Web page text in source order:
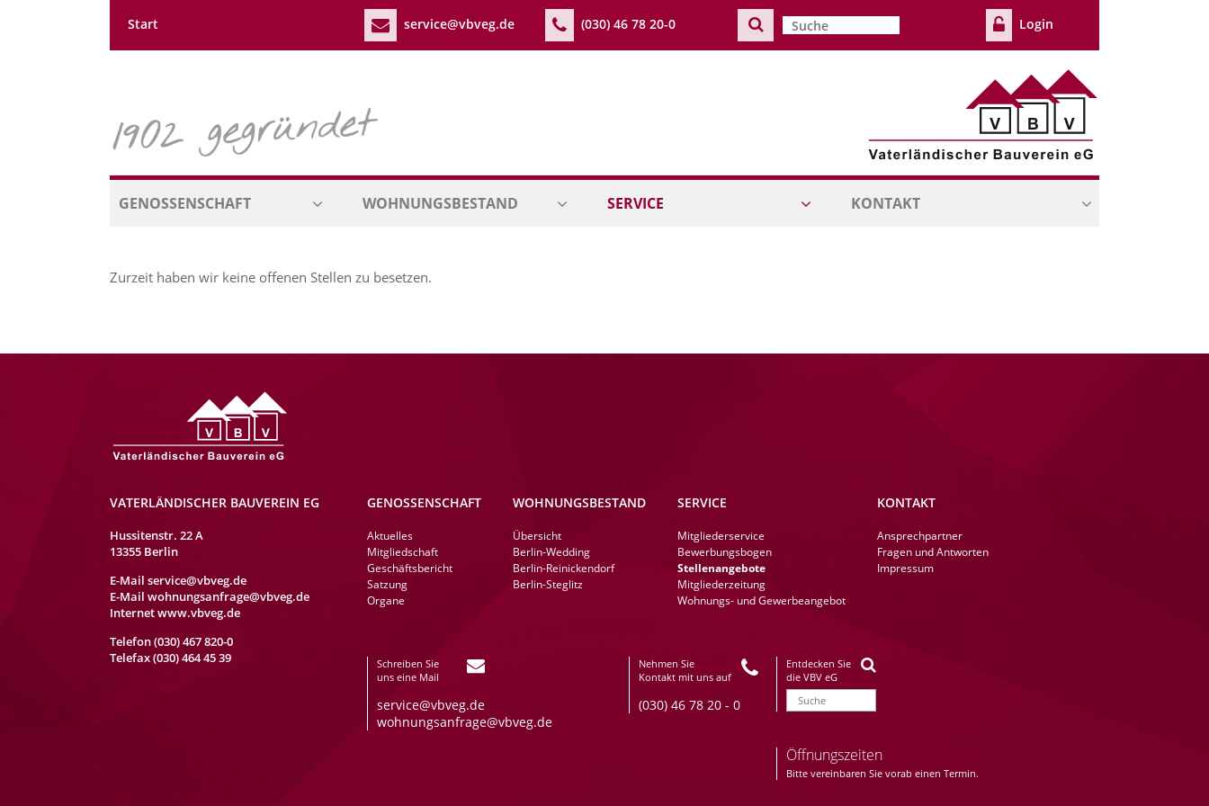
Navigation
Start service@vbveg.de (030) 46 78 20-0 Suchbegriffe Login
überspringen
GENOSSENSCHAFT WOHNUNGSBESTAND SERVICE KONTAKT
Zurzeit haben wir keine offenen Stellen zu besetzen.
VATERLÄNDISCHER BAUVEREIN EG
Hussitenstr. 22 A
13355 Berlin
E-Mail service@vbveg.de
E-Mail wohnungsanfrage@vbveg.de
Internet www.vbveg.de
Telefon (030) 467 820-0
Telefax (030) 464 45 39
GENOSSENSCHAFT
Navigation
überspringen
Aktuelles
Mitgliedschaft
Geschäftsbericht
Satzung
Organe
WOHNUNGSBESTAND
Navigation
überspringen
Übersicht
Berlin-Wedding
Berlin-Reinickendorf
Berlin-Steglitz
SERVICE
Navigation
überspringen
Mitgliederservice
Bewerbungsbogen
Stellenangebote
Mitgliederzeitung
Wohnungs- und Gewerbeangebot
KONTAKT
Navigation
überspringen
Ansprechpartner
Fragen und Antworten
Impressum
Schreiben Sie
uns eine Mail
service@vbveg.de
wohnungsanfrage@vbveg.de
Nehmen Sie
Kontakt mit uns auf
(030) 46 78 20 - 0
Entdecken Sie
die VBV eG
Öffnungszeiten
Bitte vereinbaren Sie vorab einen Termin.